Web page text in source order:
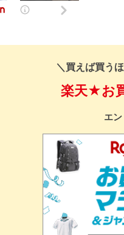
＼買えば買う
楽天★お
エ